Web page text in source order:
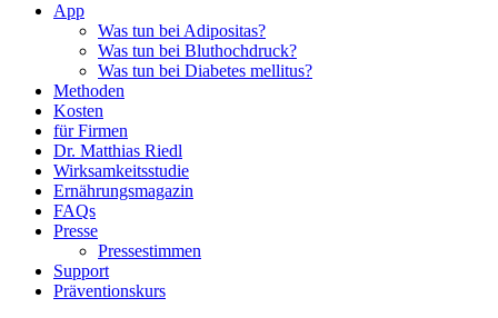
App
Was tun bei Adipositas?
Was tun bei Bluthochdruck?
Was tun bei Diabetes mellitus?
Methoden
Kosten
für Firmen
Dr. Matthias Riedl
Wirksamkeitsstudie
Ernährungsmagazin
FAQs
Presse
Pressestimmen
Support
Präventionskurs